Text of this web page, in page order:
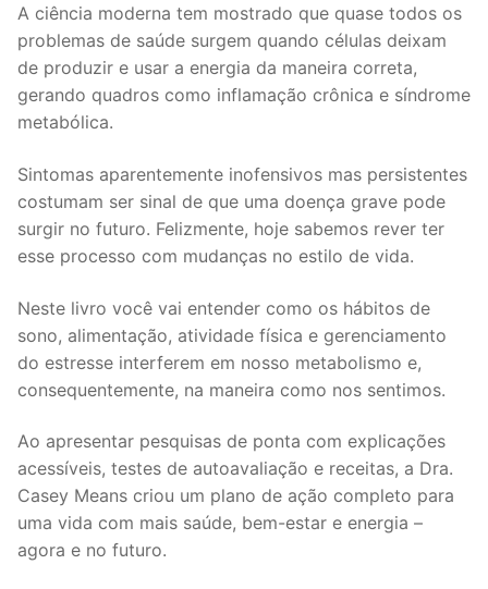
A ciência moderna tem mostrado que quase todos os
problemas de saúde surgem quando células deixam
de produzir e usar a energia da maneira correta,
gerando quadros como inflamação crônica e síndrome
metabólica.
Sintomas aparentemente inofensivos mas persistentes
costumam ser sinal de que uma doença grave pode
surgir no futuro. Felizmente, hoje sabemos rever ter
esse processo com mudanças no estilo de vida.
Neste livro você vai entender como os hábitos de
sono, alimentação, atividade física e gerenciamento
do estresse interferem em nosso metabolismo e,
consequentemente, na maneira como nos sentimos.
Ao apresentar pesquisas de ponta com explicações
acessíveis, testes de autoavaliação e receitas, a Dra.
Casey Means criou um plano de ação completo para
uma vida com mais saúde, bem-estar e energia –
agora e no futuro.